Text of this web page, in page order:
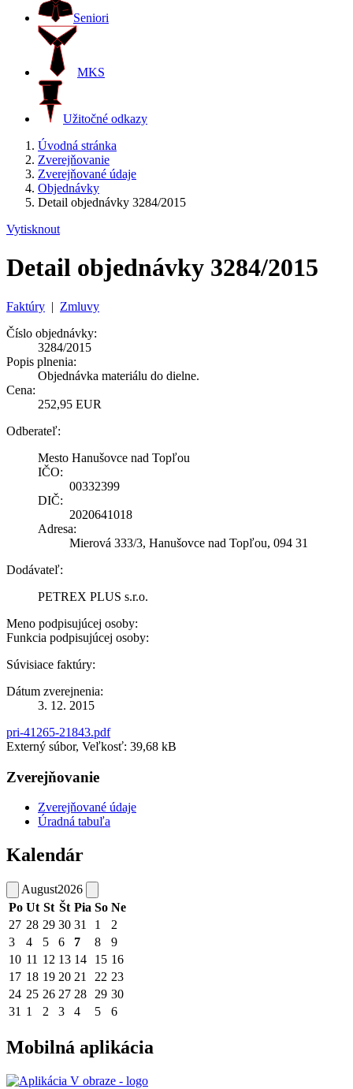
Seniori
MKS
Užitočné odkazy
Úvodná stránka
Zverejňovanie
Zverejňované údaje
Objednávky
Detail objednávky 3284/2015
Vytisknout
Detail objednávky 3284/2015
Faktúry | Zmluvy
Číslo objednávky:
3284/2015
Popis plnenia:
Objednávka materiálu do dielne.
Cena:
252,95 EUR
Odberateľ:
Mesto Hanušovce nad Topľou
IČO:
00332399
DIČ:
2020641018
Adresa:
Mierová 333/3, Hanušovce nad Topľou, 094 31
Dodávateľ:
PETREX PLUS s.r.o.
Meno podpisujúcej osoby:
Funkcia podpisujúcej osoby:
Súvisiace faktúry:
Dátum zverejnenia:
3. 12. 2015
pri-41265-21843.pdf
Externý súbor, Veľkosť: 39,68 kB
Zverejňovanie
Zverejňované údaje
Úradná tabuľa
Kalendár
August2026
Po Ut St Št Pia So Ne
27 28 29 30 31 1
2
3
4 5 6 7 8
9
10 11 12 13 14 15 16
17 18 19 20 21 22 23
24 25 26 27 28 29 30
31 1 2 3 4 5 6
Mobilná aplikácia